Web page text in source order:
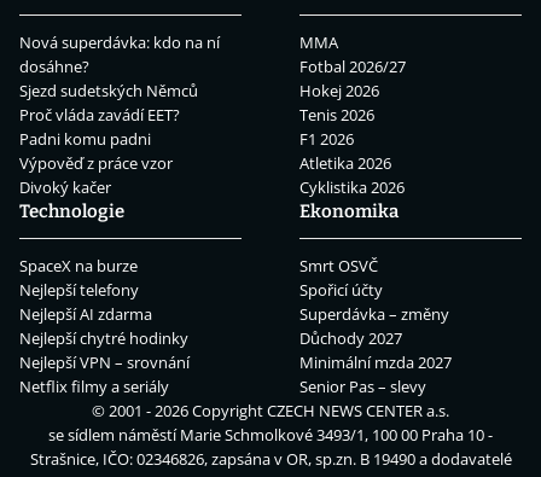
Nová superdávka: kdo na ní
dosáhne?
Sjezd sudetských Němců
Proč vláda zavádí EET?
Padni komu padni
Výpověď z práce vzor
Divoký kačer
MMA
Fotbal 2026/27
Hokej 2026
Tenis 2026
F1 2026
Atletika 2026
Cyklistika 2026
Technologie
SpaceX na burze
Nejlepší telefony
Nejlepší AI zdarma
Nejlepší chytré hodinky
Nejlepší VPN – srovnání
Netflix filmy a seriály
Ekonomika
Smrt OSVČ
Spořicí účty
Superdávka – změny
Důchody 2027
Minimální mzda 2027
Senior Pas – slevy
© 2001 - 2026 CopyrightCZECH NEWS CENTER a.s.
se sídlem náměstí Marie Schmolkové 3493/1, 100 00 Praha 10 -
Strašnice, IČO: 02346826, zapsána v OR, sp.zn. B 19490 a dodavatelé